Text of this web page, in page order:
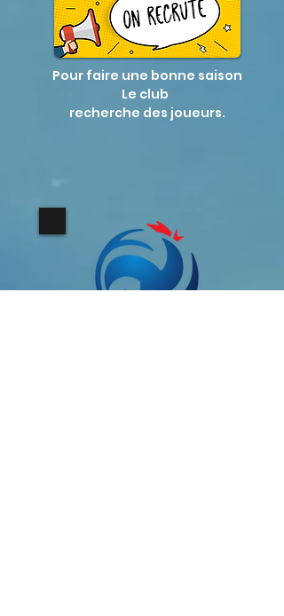
Pour faire une bonne saison
Le club
recherche des joueurs.